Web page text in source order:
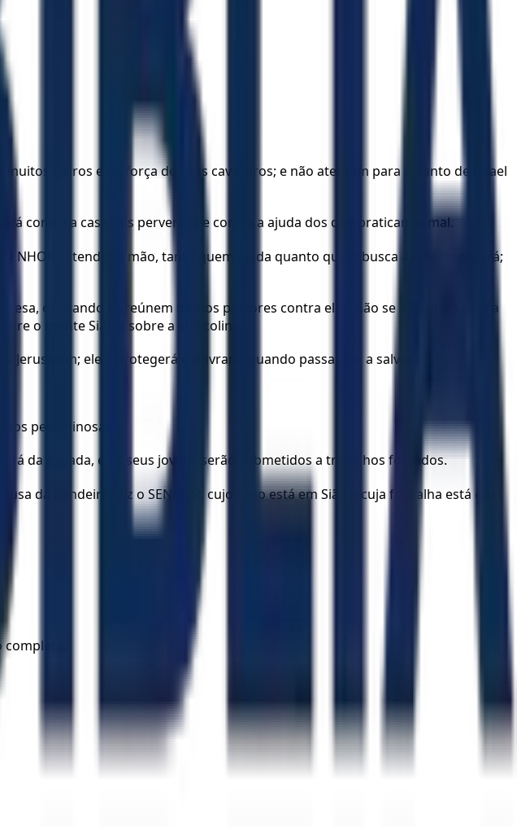
carros e na força de seus cavaleiros; e não atentam para o Santo de Israel
contra a casa dos perversos e contra a ajuda dos que praticam o mal.
estender a mão, tanto quem ajuda quanto quem busca ajuda tropeçará;
e, quando se reúnem muitos pastores contra eles, não se assustam com a
o monte Sião e sobre a sua colina.
Jerusalém; ele a protegerá e a livrará; quando passar, ele a salvará.
pecaminosas.
da espada, e os seus jovens serão submetidos a trabalhos forçados.
da bandeira, diz o SENHOR, cujo fogo está em Sião e cuja fornalha está em